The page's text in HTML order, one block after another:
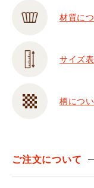
材質に
サイズ
柄につ
ご注文について